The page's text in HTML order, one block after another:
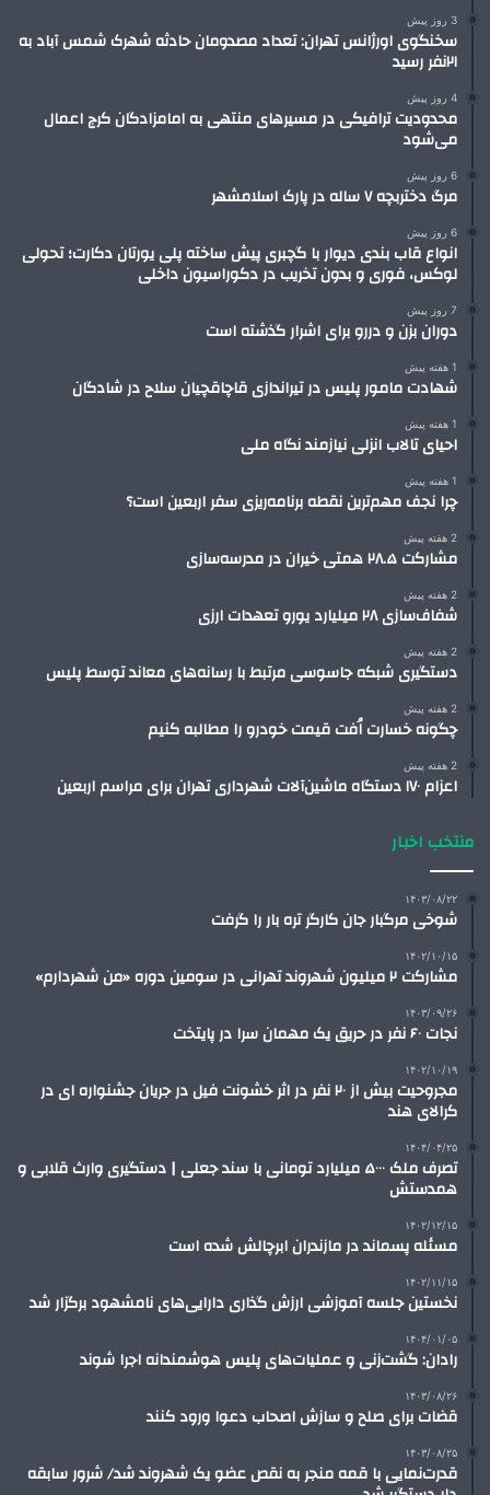
3 روز پیش
سخنگوی اورژانس تهران: تعداد مصدومان حادثه شهرک شمس آباد به
۲۱نفر رسید
4 روز پیش
محدودیت ترافیکی در مسیرهای منتهی به امامزادگان کرج اعمال
می‌شود
6 روز پیش
مرگ دختربچه ۷ ساله در پارک اسلامشهر
6 روز پیش
انواع قاب بندی دیوار با گچبری پیش ساخته پلی یورتان دکارت؛ تحولی
لوکس، فوری و بدون تخریب در دکوراسیون داخلی
7 روز پیش
دوران بزن و دررو برای اشرار گذشته است
1 هفته پیش
شهادت مامور پلیس در تیراندازی قاچاقچیان سلاح در شادگان
1 هفته پیش
احیای تالاب انزلی نیازمند نگاه ملی
1 هفته پیش
چرا نجف مهم‌ترین نقطه برنامه‌ریزی سفر اربعین است؟
2 هفته پیش
مشارکت ۲۸.۵ همتی خیران در مدرسه‌سازی
2 هفته پیش
شفاف‌سازی ۲۸ میلیارد یورو تعهدات ارزی
2 هفته پیش
دستگیری شبکه جاسوسی مرتبط با رسانه‌های معاند توسط پلیس
2 هفته پیش
چگونه خسارت اُفت قیمت خودرو را مطالبه کنیم
2 هفته پیش
اعزام ۱۷۰ دستگاه ماشین‌آلات شهرداری تهران برای مراسم اربعین
منتخب اخبار
۱۴۰۳/۰۸/۲۲
شوخی مرگبار جان کارگر تره بار را گرفت
۱۴۰۲/۱۰/۱۵
مشارکت ۲ میلیون شهروند تهرانی در سومین دوره «من شهردارم»
۱۴۰۳/۰۹/۲۶
نجات ۶۰ نفر در حریق یک مهمان سرا در پایتخت
۱۴۰۲/۱۰/۱۹
مجروحیت بیش از ۲۰ نفر در اثر خشونت فیل در جریان جشنواره ای در
کرالای هند
۱۴۰۴/۰۴/۲۵
تصرف ملک ۵۰۰۰ میلیارد تومانی با سند جعلی | دستگیری وارث قلابی و
همدستش
۱۴۰۲/۱۲/۱۵
مسئله پسماند در مازندران ابرچالش شده است
۱۴۰۲/۱۱/۱۵
نخستین جلسه آموزشی ارزش گذاری دارایی‌های نامشهود برگزار شد
۱۴۰۴/۰۱/۰۵
رادان: گشت‌زنی و عملیات‌های پلیس هوشمندانه اجرا شوند
۱۴۰۳/۰۸/۲۶
قضات برای صلح و سازش اصحاب دعوا ورود کنند
۱۴۰۳/۰۸/۲۵
قدرت‌نمایی با قمه منجر به نقص عضو یک شهروند شد/ شرور سابقه